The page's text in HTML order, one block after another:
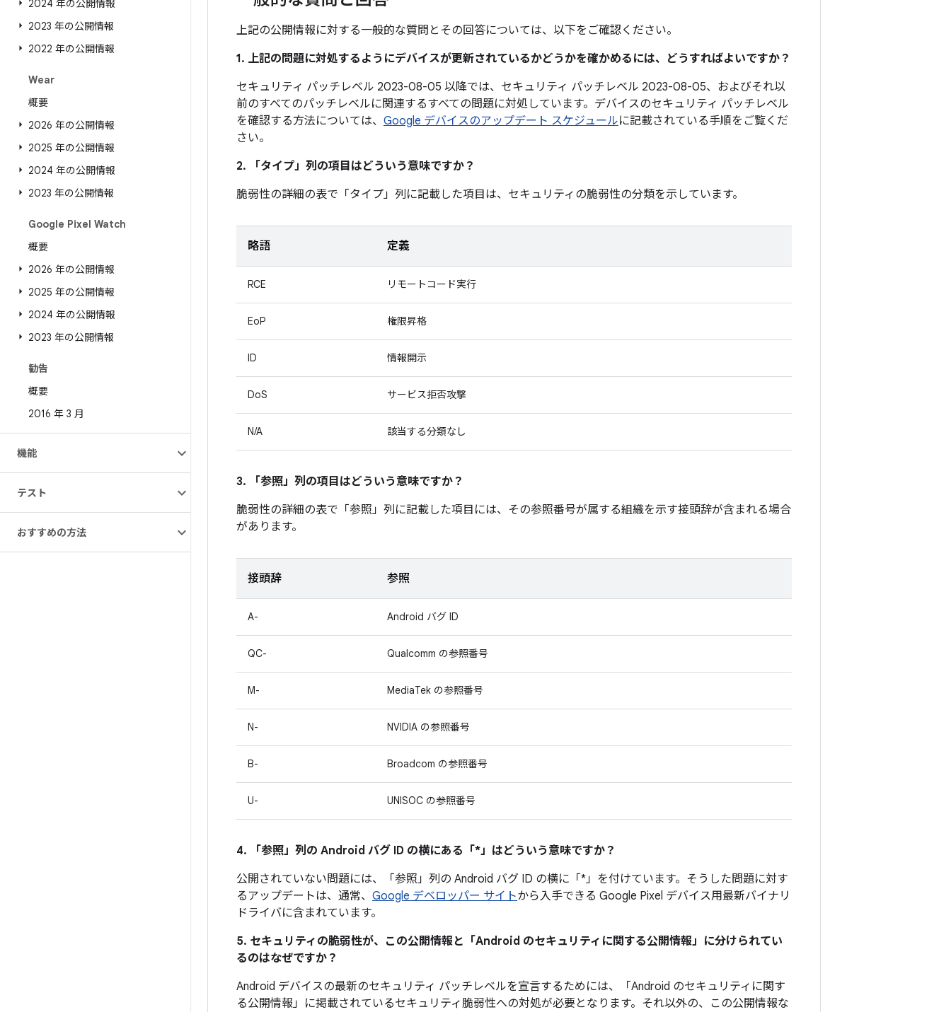
2024 年の公開情報
2023 年の公開情報
2022 年の公開情報
Wear
概要
2026 年の公開情報
2025 年の公開情報
2024 年の公開情報
2023 年の公開情報
Google Pixel Watch
概要
2026 年の公開情報
2025 年の公開情報
2024 年の公開情報
2023 年の公開情報
勧告
概要
2016 年 3 月
機能
テスト
おすすめの方法
上記の公開情報に対する一般的な質問とその回答については、以下をご確認ください。
1. 上記の問題に対処するようにデバイスが更新されているかどうかを確かめるには、どうすればよいですか？
セキュリティ パッチレベル 2023-08-05 以降では、セキュリティ パッチレベル 2023-08-05、およびそれ以
前のすべてのパッチレベルに関連するすべての問題に対処しています。デバイスのセキュリティ パッチレベル
を確認する方法については、 Google デバイスのアップデート スケジュールに記載されている手順をご覧くだ
さい。
2. 「タイプ」 列の項目はどういう意味ですか？
脆弱性の詳細の表で「タイプ」 列に記載した項目は、セキュリティの脆弱性の分類を示しています。
略語 定義
RCE リモートコード実行
EoP 権限昇格
ID 情報開示
DoS サービス拒否攻撃
N/A 該当する分類なし
3. 「参照」 列の項目はどういう意味ですか？
脆弱性の詳細の表で「参照」 列に記載した項目には、その参照番号が属する組織を示す接頭辞が含まれる場合
があります。
接頭辞 参照
A- Android バグ ID
QC- Qualcomm の参照番号
M- MediaTek の参照番号
N- NVIDIA の参照番号
B- Broadcom の参照番号
U- UNISOC の参照番号
4. 「参照」 列の Android バグ ID の横にある「*」はどういう意味ですか？
公開されていない問題には、「参照」 列の Android バグ ID の横に「*」を付けています。そうした問題に対す
るアップデートは、通常、 Google デベロッパー サイトから入手できる Google Pixel デバイス用最新バイナリ
ドライバに含まれています。
5. セキュリティの脆弱性が、この公開情報と「Android のセキュリティに関する公開情報」に分けられてい
るのはなぜですか？
Android デバイスの最新のセキュリティ パッチレベルを宣言するためには、「Android のセキュリティに関す
る公開情報」に掲載されているセキュリティ脆弱性への対処が必要となります。それ以外の、この公開情報な